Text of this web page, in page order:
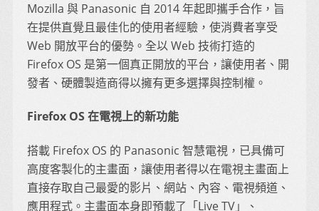
Mozilla 與 Panasonic 自 2014 年起即攜手合作，旨
在提供直覺且最佳化的使用者經驗，使消費者享受
Web 開放平台的優勢。全以 Web 技術打造的
Firefox OS 是第一個真正開放的平台，讓使用者、開
發者、硬體製造商得以擁有更多選擇與控制權。
Firefox OS 在電視上的新功能
搭載 Firefox OS 的 Panasonic 智慧電視，已具備可
高度客製化的主畫面，讓使用者得以在電視主畫面上
直接存取自己最愛的影片、網站、內容、電視頻道、
應用程式。主畫面本身即預載了「Live TV」、